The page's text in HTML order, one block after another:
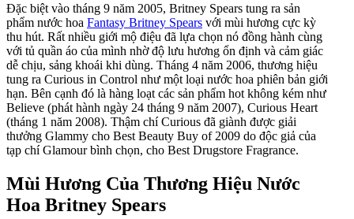
Đặc biệt vào tháng 9 năm 2005, Britney Spears tung ra sản
phẩm nước hoa Fantasy Britney Spears với mùi hương cực kỳ
thu hút. Rất nhiều giới mộ điệu đã lựa chọn nó đồng hành cùng
với tủ quần áo của mình nhờ độ lưu hương ổn định và cảm giác
dễ chịu, sảng khoái khi dùng. Tháng 4 năm 2006, thương hiệu
tung ra Curious in Control như một loại nước hoa phiên bản giới
hạn. Bên cạnh đó là hàng loạt các sản phẩm hot không kém như
Believe (phát hành ngày 24 tháng 9 năm 2007), Curious Heart
(tháng 1 năm 2008). Thậm chí Curious đã giành được giải
thưởng Glammy cho Best Beauty Buy of 2009 do độc giả của
tạp chí Glamour bình chọn, cho Best Drugstore Fragrance.
Mùi Hương Của Thương Hiệu Nước
Hoa Britney Spears